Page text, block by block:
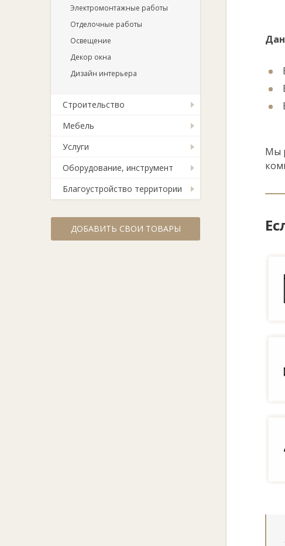
Электромонтажные работы
Отделочные работы
Освещение
Декор окна
Дизайн интерьера
Строительство
Мебель
Услуги
Оборудование, инструмент
Благоустройство территории
ДОБАВИТЬ СВОИ ТОВАРЫ
Мы